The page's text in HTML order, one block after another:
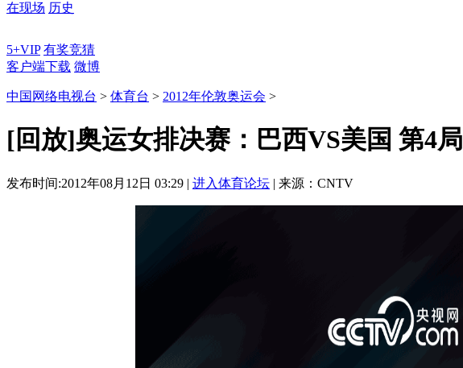
在现场 历史
5+VIP 有奖竞猜
客户端下载 微博
中国网络电视台 > 体育台 > 2012年伦敦奥运会 >
[回放]奥运女排决赛：巴西VS美国 第4局
发布时间:2012年08月12日 03:29 | 进入体育论坛 | 来源：CNTV